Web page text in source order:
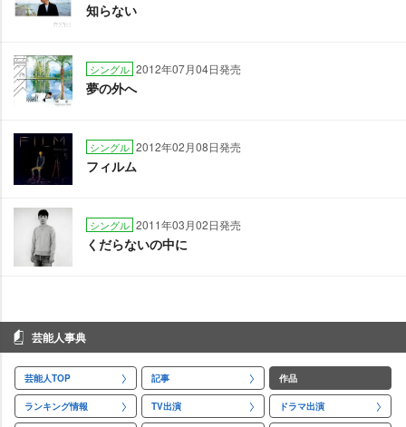
知らない
シングル 2012年07月04日発売
夢の外へ
シングル 2012年02月08日発売
フィルム
シングル 2011年03月02日発売
くだらないの中に
芸能人事典
芸能人TOP 記事 作品
ランキング情報 TV出演 ドラマ出演